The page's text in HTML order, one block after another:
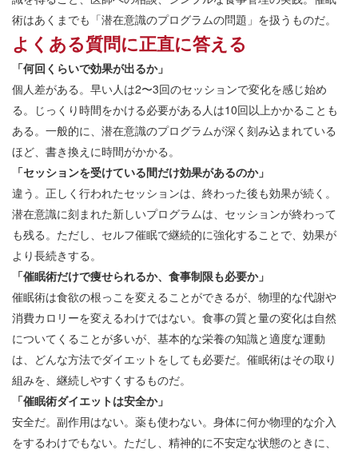
術はあくまでも「潜在意識のプログラムの問題」を扱うものだ。
よくある質問に正直に答える
「何回くらいで効果が出るか」
個人差がある。早い人は2〜3回のセッションで変化を感じ始め
る。じっくり時間をかける必要がある人は10回以上かかることも
ある。一般的に、潜在意識のプログラムが深く刻み込まれている
ほど、書き換えに時間がかかる。
「セッションを受けている間だけ効果があるのか」
違う。正しく行われたセッションは、終わった後も効果が続く。
潜在意識に刻まれた新しいプログラムは、セッションが終わって
も残る。ただし、セルフ催眠で継続的に強化することで、効果が
より長続きする。
「催眠術だけで痩せられるか、食事制限も必要か」
催眠術は食欲の根っこを変えることができるが、物理的な代謝や
消費カロリーを変えるわけではない。食事の質と量の変化は自然
についてくることが多いが、基本的な栄養の知識と適度な運動
は、どんな方法でダイエットをしても必要だ。催眠術はその取り
組みを、継続しやすくするものだ。
「催眠術ダイエットは安全か」
安全だ。副作用はない。薬も使わない。身体に何か物理的な介入
をするわけでもない。ただし、精神的に不安定な状態のときに、